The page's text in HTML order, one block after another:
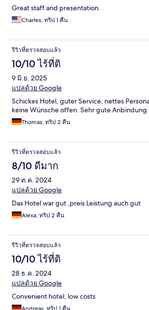
Great staff and presentation.
Charles, ทริป 1 คืน
รีวิวที่ตรวจสอบแล้ว
10/10 ไร้ที่ติ
9 มิ.ย. 2025
แปลด้วย Google
Schickes Hotel, guter Service, nettes
keine Wünsche offen. Sehr gute Anbindung
Thomas, ทริป 2 คืน
รีวิวที่ตรวจสอบแล้ว
8/10 ดีมาก
29 ต.ค. 2024
แปลด้วย Google
Das Hotel war gut ,preis Leistung auch gut
Alexa, ทริป 2 คืน
รีวิวที่ตรวจสอบแล้ว
10/10 ไร้ที่ติ
28 ธ.ค. 2024
แปลด้วย Google
Convenient hotel, low costs